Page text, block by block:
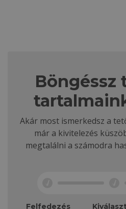
Böngéssz
Akár most ismerkedsz a
már a kivitelezés
megtalálni a számodra
Felfedezés